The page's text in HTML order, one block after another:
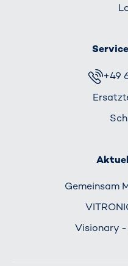
+49
Gemeinsam
Visionary -